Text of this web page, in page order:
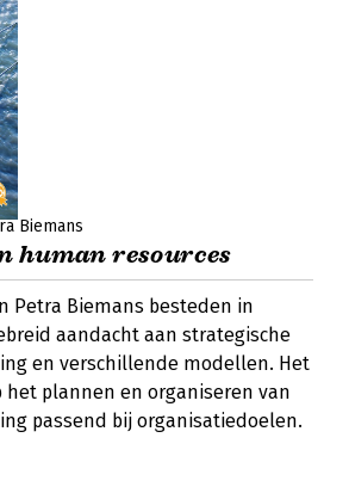
Biemans
human resources
Petra Biemans besteden in
aandacht aan strategische
en verschillende modellen. Het
het plannen en organiseren van
passend bij organisatiedoelen.